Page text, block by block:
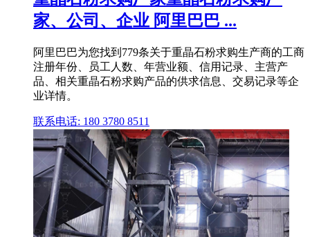
家、公司、企业 阿里巴巴 ...
阿里巴巴为您找到779条关于重晶石粉求购生产商的工商
注册年份、员工人数、年营业额、信用记录、主营产
品、相关重晶石粉求购产品的供求信息、交易记录等企
业详情。
联系电话: 180 3780 8511